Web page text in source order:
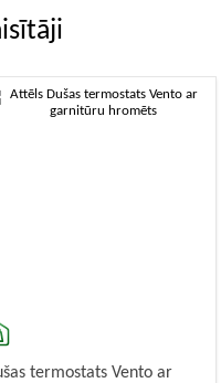
termostats Vento ar